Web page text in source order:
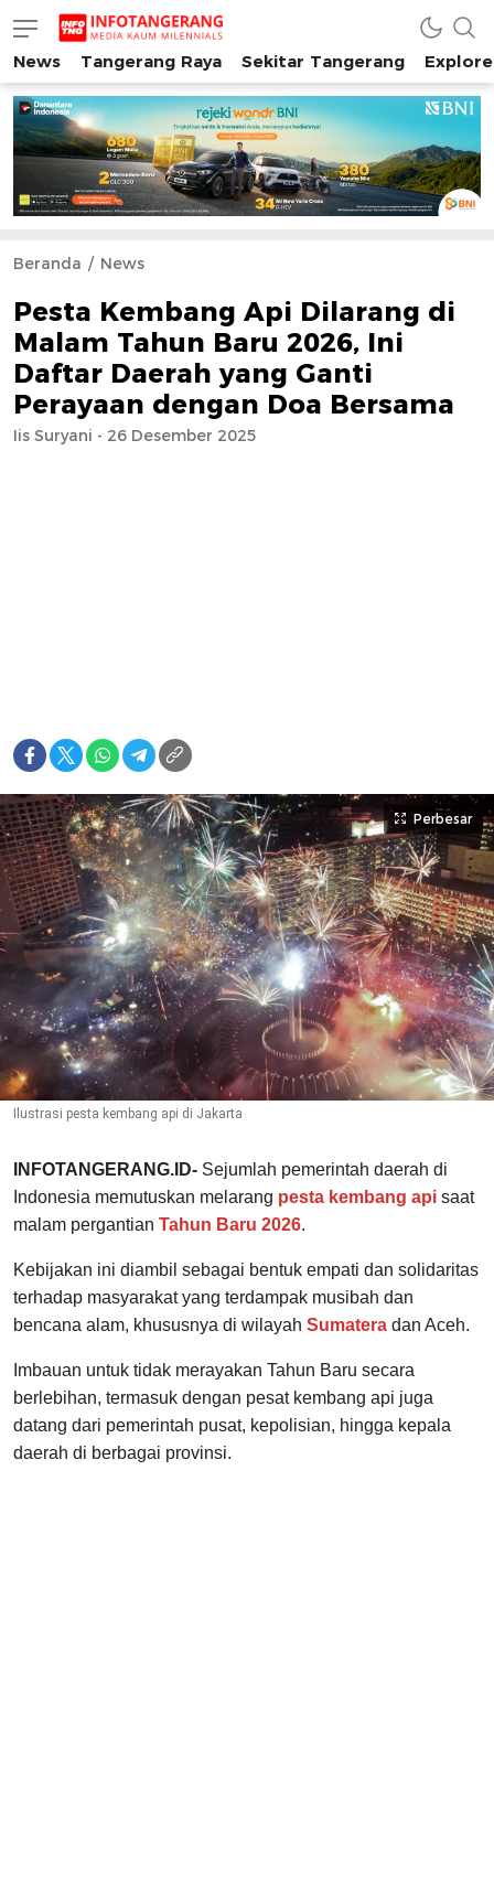
INFO TANGERANG
Media Kaum Millenials Tangerang Raya
News Tangerang Raya Sekitar Tangerang
Beranda News
Pesta Kembang Api Dilarang di
Malam Tahun Baru 2026, Ini
Daftar Daerah yang Ganti
Perayaan dengan Doa Bersama
Iis Suryani - 26 Desember 2025
Perbesar
Ilustrasi pesta kembang api di Jakarta
INFOTANGERANG.ID- Sejumlah pemerintah daerah di
Indonesia memutuskan melarang pesta kembang api saat
malam pergantian Tahun Baru 2026.
Kebijakan ini diambil sebagai bentuk empati dan solidaritas
terhadap masyarakat yang terdampak musibah dan
bencana alam, khususnya di wilayah Sumatera dan Aceh.
Imbauan untuk tidak merayakan Tahun Baru secara
berlebihan, termasuk dengan pesat kembang api juga
datang dari pemerintah pusat, kepolisian, hingga kepala
daerah di berbagai provinsi.